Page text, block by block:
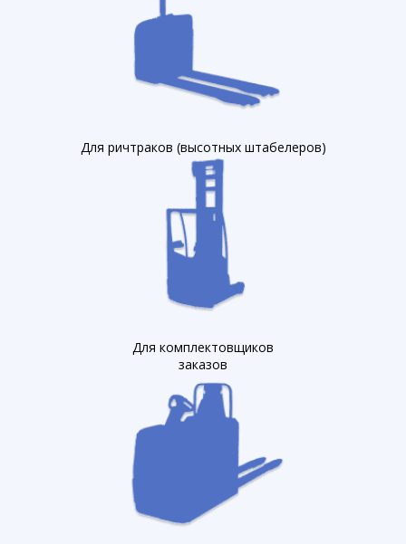
Для ричтраков (высотных штабелеров)
Для комплектовщиков
заказов